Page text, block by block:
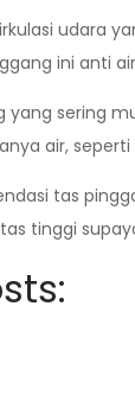
udara
ini anti
yang sering
air,
tas
tinggi